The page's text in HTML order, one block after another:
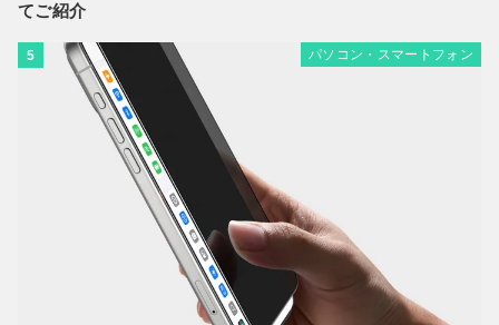
てご紹介
5 パソコン・スマートフォン